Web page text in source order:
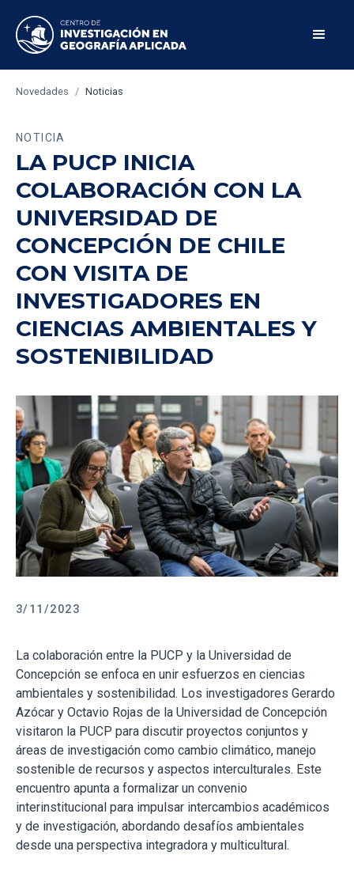
Novedades / Noticias
NOTICIA
LA PUCP INICIA
COLABORACIÓN CON LA
UNIVERSIDAD DE
CONCEPCIÓN DE CHILE
CON VISITA DE
INVESTIGADORES EN
CIENCIAS AMBIENTALES Y
SOSTENIBILIDAD
3/11/2023
La colaboración entre la PUCP y la Universidad de
Concepción se enfoca en unir esfuerzos en ciencias
ambientales y sostenibilidad. Los investigadores Gerardo
Azócar y Octavio Rojas de la Universidad de Concepción
visitaron la PUCP para discutir proyectos conjuntos y
áreas de investigación como cambio climático, manejo
sostenible de recursos y aspectos interculturales. Este
encuentro apunta a formalizar un convenio
interinstitucional para impulsar intercambios académicos
y de investigación, abordando desafíos ambientales
desde una perspectiva integradora y multicultural.